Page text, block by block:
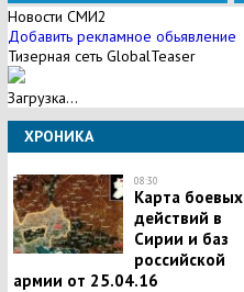
Новости СМИ2
Добавить рекламное обьявление
Тизерная сеть GlobalTeaser
Загрузка...
ХРОНИКА
08:30
Карта боевых
действий в
Сирии и баз
российской
армии от 25.04.16